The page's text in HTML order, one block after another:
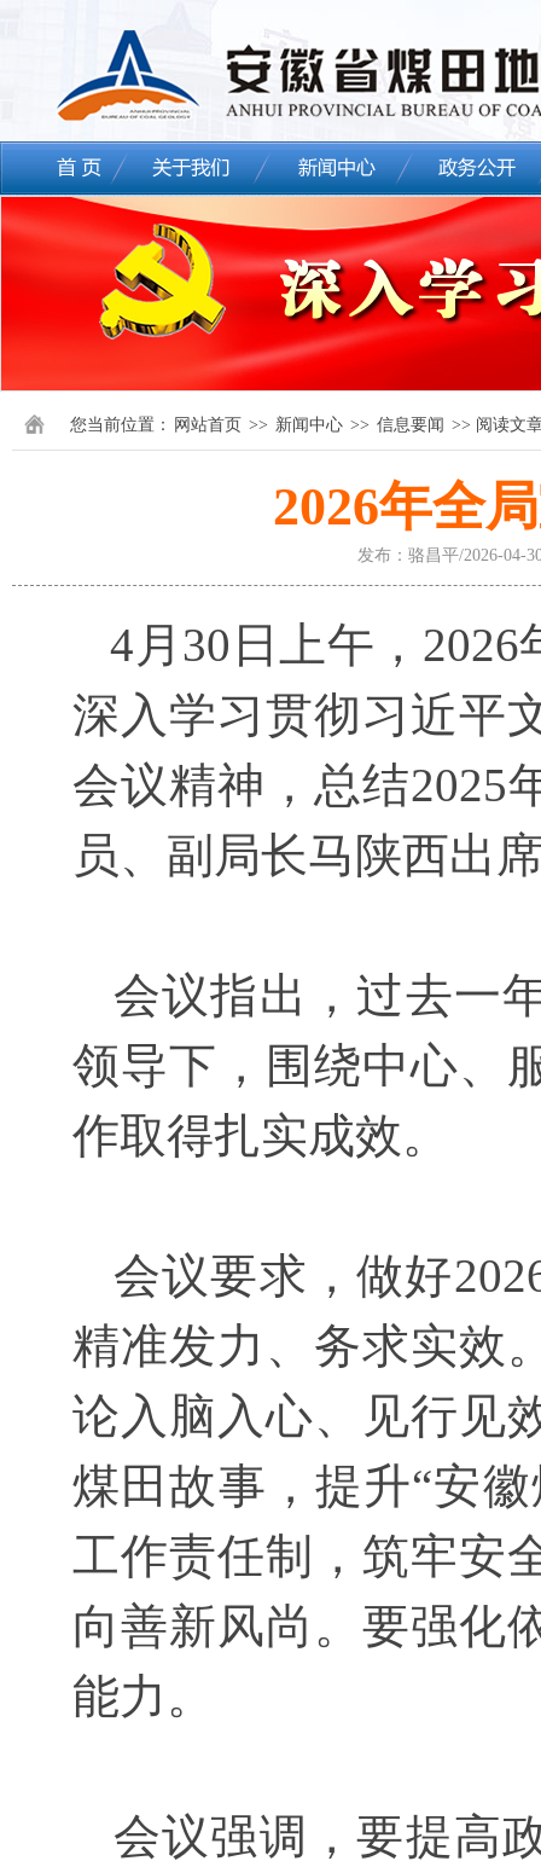
您当前位置： 网站首页 >> 新闻中心 >> 信息要闻 >> 阅读文
2026年全
发布：骆昌平/2026-04-
4月30日上午，2026
深入学习贯彻习近平
会议精神，总结2025
员、副局长马陕西出
会议指出，过去一
领导下，围绕中心、
作取得扎实成效。
会议要求，做好
精准发力、务求实效
论入脑入心、见行见
煤田故事，提升“安
工作责任制，筑牢安
向善新风尚。要强化
能力。
会议强调，要提高